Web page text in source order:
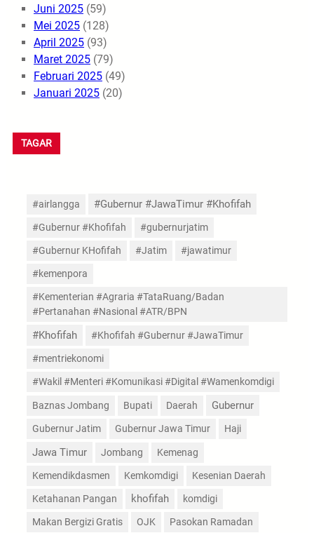
Juni 2025 (59)
Mei 2025 (128)
April 2025 (93)
Maret 2025 (79)
Februari 2025 (49)
Januari 2025 (20)
TAGAR
#airlangga #Gubernur #JawaTimur #Khofifah
#Gubernur #Khofifah #gubernurjatim
#Gubernur KHofifah #Jatim #jawatimur
#kemenpora
#Kementerian #Agraria #TataRuang/Badan
#Pertanahan #Nasional #ATR/BPN
#Khofifah #Khofifah #Gubernur #JawaTimur
#mentriekonomi
#Wakil #Menteri #Komunikasi #Digital #Wamenkomdigi
Baznas Jombang Bupati Daerah Gubernur
Gubernur Jatim Gubernur Jawa Timur Haji
Jawa Timur Jombang Kemenag
Kemendikdasmen Kemkomdigi Kesenian Daerah
Ketahanan Pangan khofifah komdigi
Makan Bergizi Gratis OJK Pasokan Ramadan